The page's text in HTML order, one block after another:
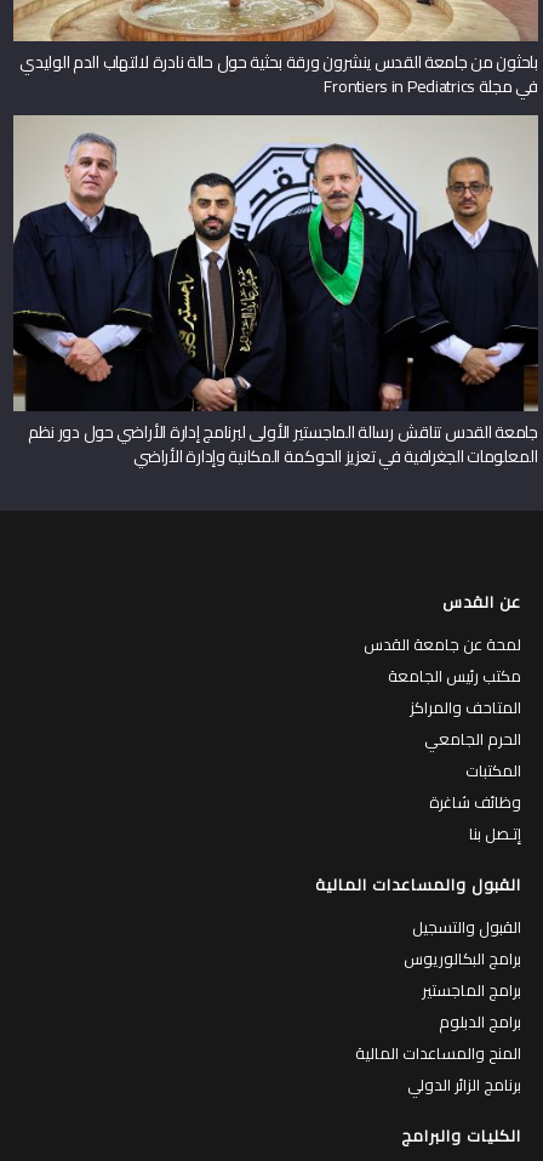
باحثون من جامعة القدس ينشرون ورقة بحثية حول حالة نادرة لالتهاب الدم الوليدي
في مجلة Frontiers in Pediatrics
جامعة القدس تناقش رسالة الماجستير الأولى لبرنامج إدارة الأراضي حول دور نظم
المعلومات الجغرافية في تعزيز الحوكمة المكانية وإدارة الأراضي
عن القدس
لمحة عن جامعة القدس
مكتب رئيس الجامعة
المتاحف والمراكز
الحرم الجامعي
المكتبات
وظائف شاغرة
إتـصل بنا
القبول والمساعدات المالية
القبول والتسجيل
برامج البكالوريوس
برامج الماجستير
برامج الدبلوم
المنح والمساعدات المالية
برنامج الزائر الدولي
الكليات والبرامج